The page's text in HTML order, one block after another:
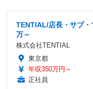
TENTIAL/店長・サブ
万～
株式会社TENTIAL
東京都
年収350万円～
正社員